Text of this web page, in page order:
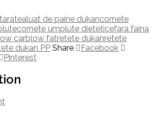
aluat de paine dukancornete
cornete umplute dieteticefara faina
carblow fatretete dukanretete
dukan PP Share
Facebook
Pinterest